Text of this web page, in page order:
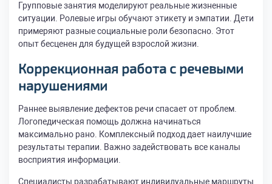
Групповые занятия моделируют реальные жизненные
ситуации. Ролевые игры обучают этикету и эмпатии. Дети
примеряют разные социальные роли безопасно. Этот
опыт бесценен для будущей взрослой жизни.
Коррекционная работа с речевыми
нарушениями
Раннее выявление дефектов речи спасает от проблем.
Логопедическая помощь должна начинаться
максимально рано. Комплексный подход дает наилучшие
результаты терапии. Важно задействовать все каналы
восприятия информации.
Специалисты разрабатывают индивидуальные маршруты